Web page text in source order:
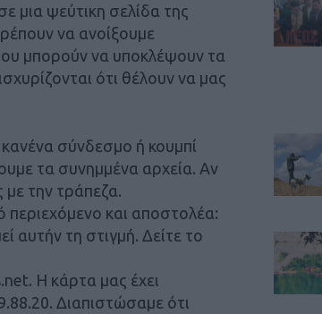
μια ψεύτικη σελίδα της
να ανοίξουμε
μπορούν να υποκλέψουν τα
ότι θέλουν να μας
σύνδεσμο ή κουμπί
τα συνημμένα αρχεία. Αν
την τράπεζα.
περιεχόμενο και αποστολέα:
αυτήν τη στιγμή. Δείτε το
Η κάρτα μας έχει
Διαπιστώσαμε ότι